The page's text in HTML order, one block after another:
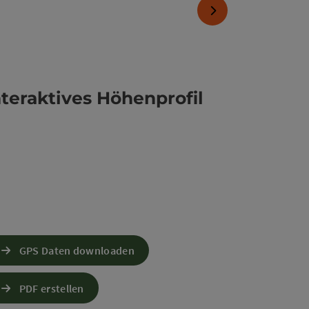
nächstes Element
Höhenprofil
GPS Daten downloaden
PDF erstellen